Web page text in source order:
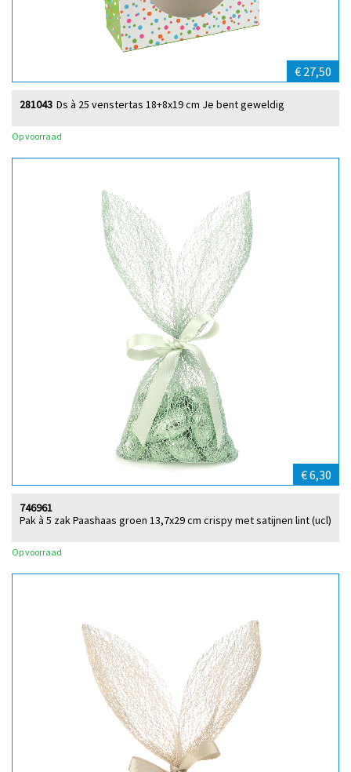
€ 27,50
Ds à 25 venstertas 18+8x19 cm Je bent geweldig
281043
Op voorraad
€ 6,30
Pak à 5 zak Paashaas groen 13,7x29 cm crispy met satijnen lint (ucl)
746961
Op voorraad